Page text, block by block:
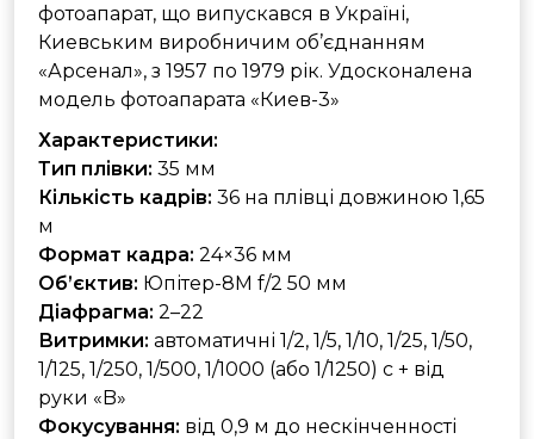
фотоапарат, що випускався в Україні,
Киевським виробничим об’єднанням
«Арсенал», з 1957 по 1979 рік. Удосконалена
модель фотоапарата «Киев-3»
Характеристики:
Тип плівки: 35 мм
Кількість кадрів: 36 на плівці довжиною 1,65
м
Формат кадра: 24×36 мм
Об’єктив: Юпітер-8М f/2 50 мм
Діафрагма: 2–22
Витримки: автоматичні 1/2, 1/5, 1/10, 1/25, 1/50,
1/125, 1/250, 1/500, 1/1000 (або 1/1250) с + від
руки «B»
Фокусування: від 0,9 м до нескінченності